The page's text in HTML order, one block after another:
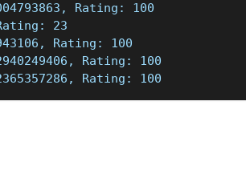
Rating: 100
23
Rating: 100
Rating: 100
Rating: 100